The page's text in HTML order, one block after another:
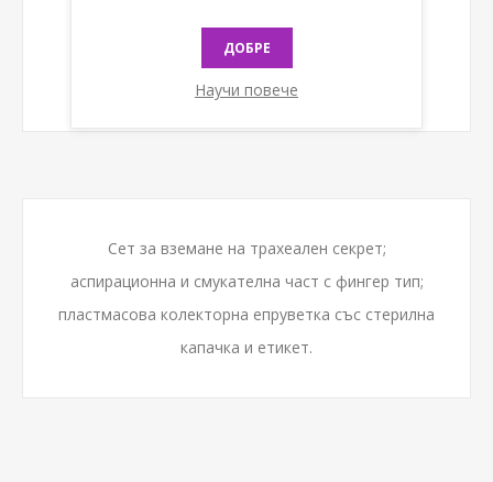
Сет за вземане на трахеален секрет;
аспирационна и смукателна част с фингер тип;
пластмасова колекторна епруветка със стерилна
капачка и етикет.
ДОБРЕ
Научи повече